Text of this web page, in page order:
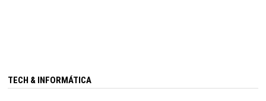
TECH & INFORMÁTICA